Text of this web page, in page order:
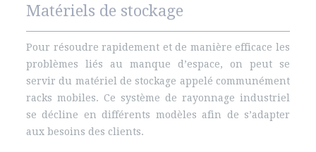
Matériels de stockage
Pour résoudre rapidement et de manière efficace les
problèmes liés au manque d’espace, on peut se
servir du matériel de stockage appelé communément
racks mobiles. Ce système de rayonnage industriel
se décline en différents modèles afin de s’adapter
aux besoins des clients.